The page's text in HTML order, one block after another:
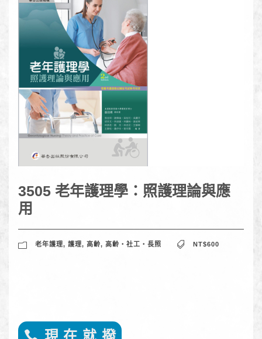
3505 老年護理學：照護理論與應
用
老年護理, 護理, 高齡, 高齡‧社工‧長照 NT$600
現 在 就 撥